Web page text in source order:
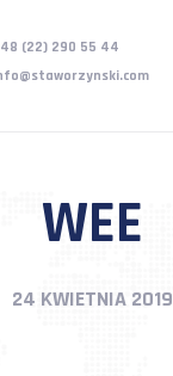
(22) 290 55 44
WEE
24 KWIETNIA 2019